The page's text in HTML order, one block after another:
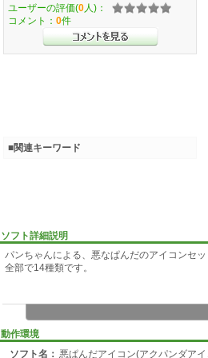
ソフト詳細説明
パンちゃんによる、悪なぱんだのアイコンセッ
全部で14種類です。
動作環境
ソフト名： 悪ぱんだアイコン(アクパンダア
ユーザーの評価(0 人)：
コメント： 0件
■関連キーワード